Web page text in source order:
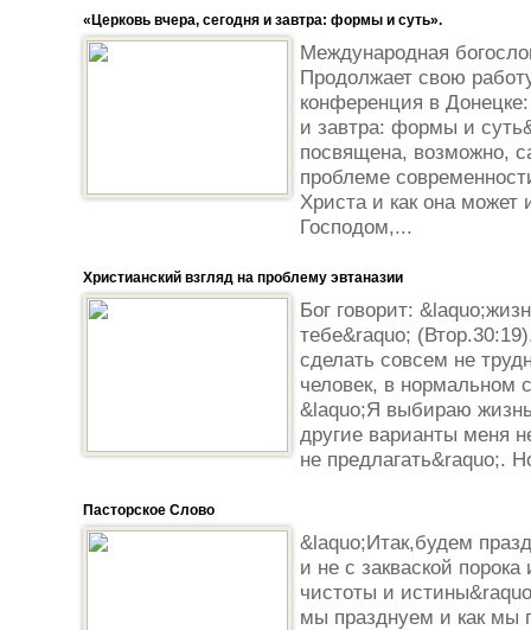
«Церковь вчера, сегодня и завтра: формы и суть».
Международная
Продолжает свою
конференция в
и завтра: формы и
посвящена, возможно,
проблеме
Христа и как она может
Господом,...
Христианский взгляд на проблему эвтаназии
Бог говорит:
тебе&raquo;
сделать совсем не
человек, в нормальном
&laquo;Я выбираю
другие варианты меня
не предлагать&raquo;.
Пасторское Слово
&laquo;Итак,будем
и не с закваской
чистоты и
мы празднуем и как мы